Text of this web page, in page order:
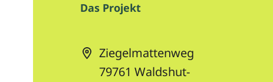
Das Projekt
Ziegelmattenweg
79761 Waldshut-